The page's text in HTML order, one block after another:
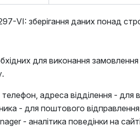
VI: зберігання даних понад
для виконання
адреса відділення - для
- для поштового
- аналітика поведінки на